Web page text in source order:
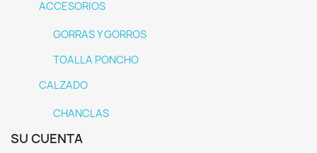
ACCESORIOS
GORRAS Y GORROS
TOALLA PONCHO
CALZADO
CHANCLAS
SU CUENTA